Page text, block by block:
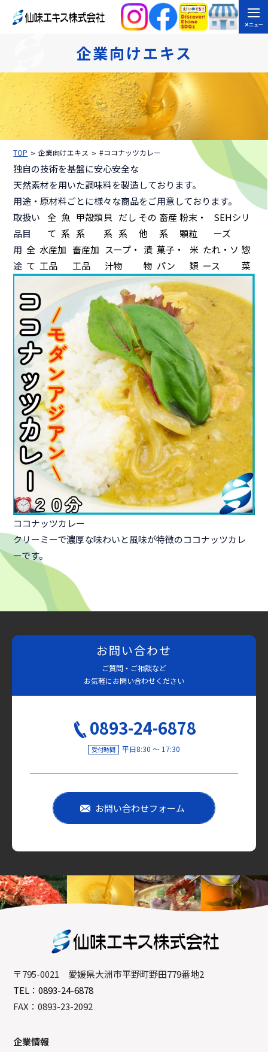
メニュー
企業向けエキス
TOP 企業向けエキス #ココナッツカレー
独自の技術を基盤に安心安全な
天然素材を用いた調味料を製造しております。
用途・原材料ごとに様々な商品をご用意しております。
取扱い
品目
全
て
魚
系
甲殻類
系
貝
系
だし
系
その
他
畜産
系
粉末・
顆粒
SEHシリ
ーズ
用
途
全
て
水産加
工品
畜産加
工品
スープ・
汁物
漬
物
菓子・
パン
米
類
たれ・ソ
ース
惣
菜
ココナッツカレー
クリーミーで濃厚な味わいと風味が特徴のココナッツカレ
ーです。
お問い合わせ
ご質問・ご相談など
お気軽にお問い合わせください
0893-24-6878
受付時間 平日8:30 〜 17:30
お問い合わせフォーム
〒795-0021 愛媛県大洲市平野町野田779番地2
TEL：0893-24-6878
FAX：0893-23-2092
企業情報